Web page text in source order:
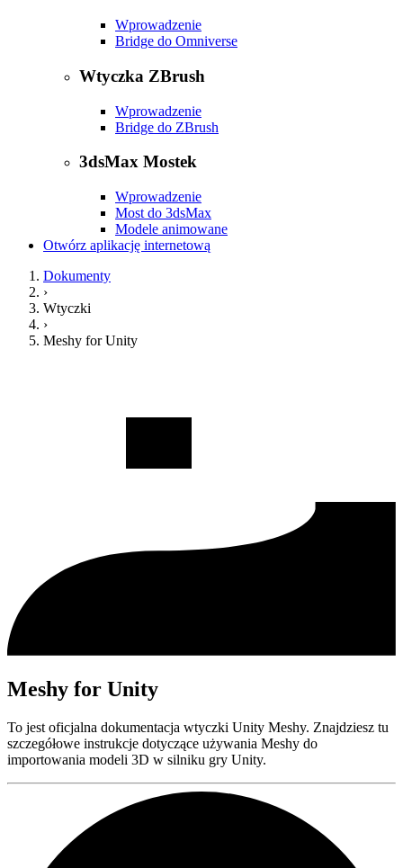
Wprowadzenie
Bridge do Omniverse
Wtyczka ZBrush
Wprowadzenie
Bridge do ZBrush
3dsMax Mostek
Wprowadzenie
Most do 3dsMax
Modele animowane
Otwórz aplikację internetową
Dokumenty
›
Wtyczki
›
Meshy for Unity
Meshy for Unity
To jest oficjalna dokumentacja wtyczki Unity Meshy. Znajdziesz tu
szczegółowe instrukcje dotyczące używania Meshy do
importowania modeli 3D w silniku gry Unity.